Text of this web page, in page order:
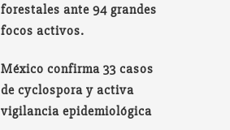
forestales ante 94 grandes
focos activos.
México confirma 33 casos
de cyclospora y activa
vigilancia epidemiológica